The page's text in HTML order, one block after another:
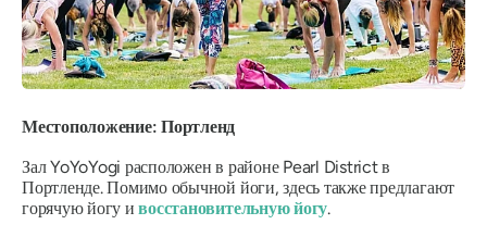
Местоположение: Портленд
Зал YoYoYogi расположен в районе Pearl District в
Портленде. Помимо обычной йоги, здесь также предлагают
горячую йогу ивосстановительную йогу.